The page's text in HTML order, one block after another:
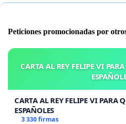
Peticiones promocionadas por
CARTA AL REY FELIPE VI
CARTA AL REY FELIPE VI PARA
ESPAÑOLES
3 330 firmas